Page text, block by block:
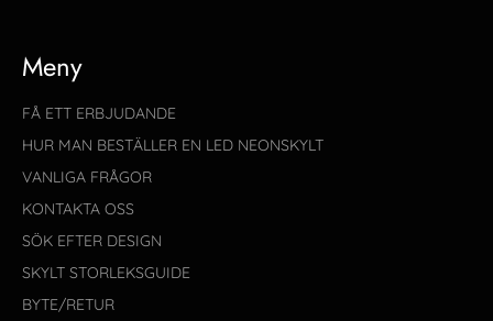
Meny
FÅ ETT ERBJUDANDE
HUR MAN BESTÄLLER EN LED NEONSKYLT
VANLIGA FRÅGOR
KONTAKTA OSS
SÖK EFTER DESIGN
SKYLT STORLEKSGUIDE
BYTE/RETUR